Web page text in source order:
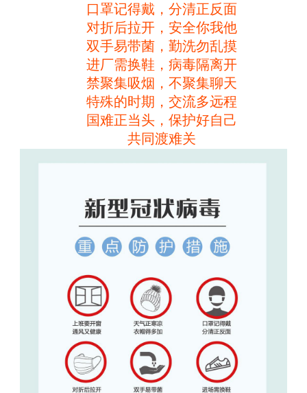
口罩记得戴，分清正反面
对折后拉开，安全你我他
双手易带菌，勤洗勿乱摸
进厂需换鞋，病毒隔离开
禁聚集吸烟，不聚集聊天
特殊的时期，交流多远程
国难正当头，保护好自己
共同渡难关